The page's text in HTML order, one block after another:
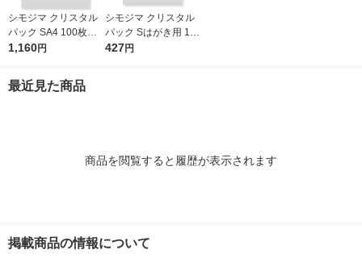
シモジマ クリスタル
パック SA4 100枚入 6
739200 1袋(100枚入)
1,160円
シモジマ クリスタル
パック Sはがき用 100
枚入 6751700 1袋(10
427円
最近見た商品
商品を閲覧すると履歴が表示されます
掲載商品の情報について